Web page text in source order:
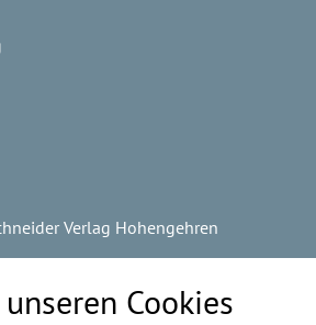
Verlag Hohengehren
Cookies